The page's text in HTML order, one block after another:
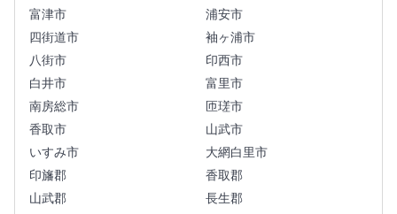
富津市
浦安市
四街道市
袖ヶ浦市
八街市
印西市
白井市
富里市
南房総市
匝瑳市
香取市
山武市
いすみ市
大網白里市
印旛郡
香取郡
山武郡
長生郡